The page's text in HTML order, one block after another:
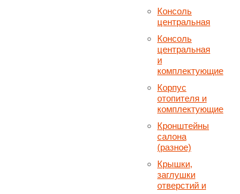
Консоль
центральная
Консоль
центральная
и
комплектующие
Корпус
отопителя и
комплектующие
Кронштейны
салона
(разное)
Крышки,
заглушки
отверстий и